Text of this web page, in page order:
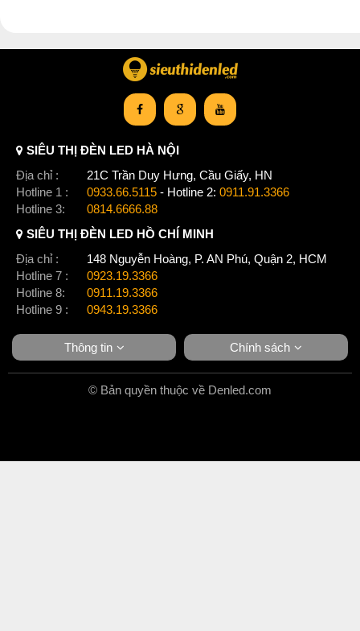
SIÊU THỊ ĐÈN LED HÀ NỘI
Địa chỉ :
21C Trần Duy Hưng, Cầu Giấy, HN
Hotline 1 :
0933.66.5115 - Hotline 2: 0911.91.3366
Hotline 3:
0814.6666.88
SIÊU THỊ ĐÈN LED HỒ CHÍ MINH
Địa chỉ :
148 Nguyễn Hoàng, P. AN Phú, Quận 2, HCM
Hotline 7 :
0923.19.3366
Hotline 8:
0911.19.3366
Hotline 9 :
0943.19.3366
Thông tin Chính sách
© Bản quyền thuộc về Denled.com